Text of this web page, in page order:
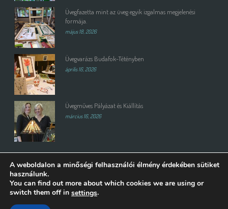
Üvegfazetta mint az üveg egyik izgalmas megjelenési
formája.
május 18, 2026
Üvegvarázs Budafok-Tétényben
április 16, 2026
Üvegműves Pályázat és Kiállítás
március 16, 2026
Copyright All Rights Reserved © 2015 | Weboldalt készítette és üzemelteti:
A weboldalon a minőségi felhasználói élmény érdekében sütiket
használunk.
You can find out more about which cookies we are using or
switch them off in settings.